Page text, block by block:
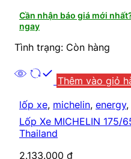
Cần nhận báo giá mới
ngay
Tình trạng: Còn hàng
Thêm vào giỏ
lốp xe, michelin, energy,
Lốp Xe MICHELIN 175/
Thailand
2.133.000 ₫